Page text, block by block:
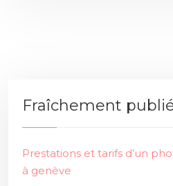
Fraîchement
Prestations et tarifs d’un
à genève